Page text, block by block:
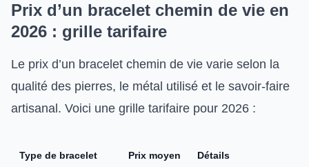
Prix d’un bracelet chemin de vie en
2026 : grille tarifaire
Le prix d’un bracelet chemin de vie varie selon la
qualité des pierres, le métal utilisé et le savoir-faire
artisanal. Voici une grille tarifaire pour 2026 :
Type de bracelet Prix moyen Détails